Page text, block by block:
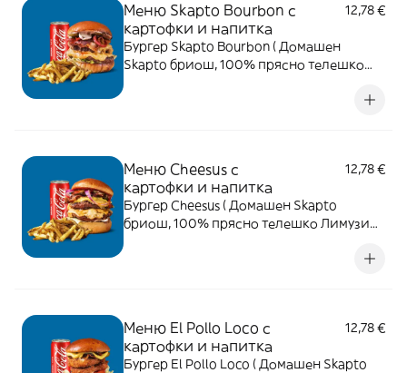
Меню Skapto Bourbon с
картофки и напитка
12,78 €
Бургер Skapto Bourbon ( Домашен
Skapto бриош, 100% прясно телешко
Меню Cheesus с
картофки и напитка
12,78 €
Бургер Cheesus ( Домашен Skapto
бриош, 100% прясно телешко Лимузин,
Меню El Pollo Loco с
картофки и напитка
12,78 €
Бургер El Pollo Loco ( Домашен Skapto